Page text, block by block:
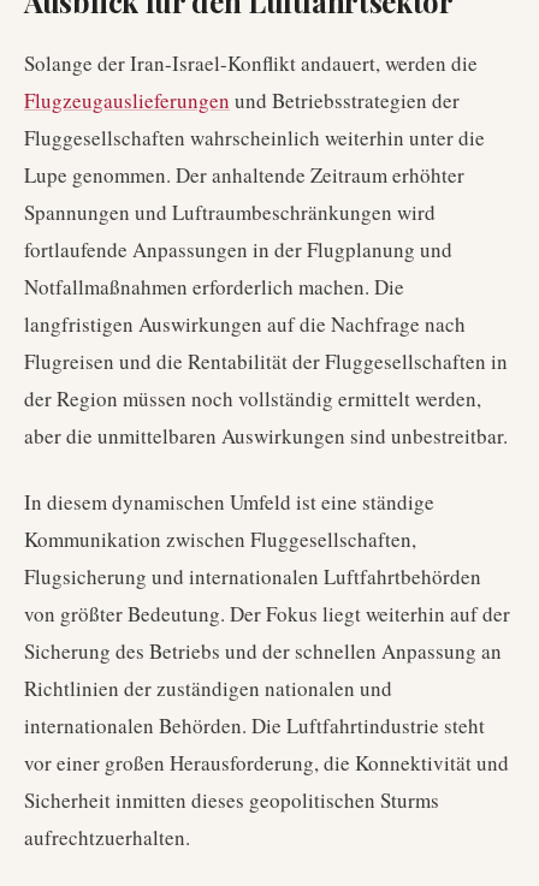
Solange der Iran-Israel-Konflikt andauert, werden die
Flugzeugauslieferungen und Betriebsstrategien der
Fluggesellschaften wahrscheinlich weiterhin unter die
Lupe genommen. Der anhaltende Zeitraum erhöhter
Spannungen und Luftraumbeschränkungen wird
fortlaufende Anpassungen in der Flugplanung und
Notfallmaßnahmen erforderlich machen. Die
langfristigen Auswirkungen auf die Nachfrage nach
Flugreisen und die Rentabilität der Fluggesellschaften in
der Region müssen noch vollständig ermittelt werden,
aber die unmittelbaren Auswirkungen sind unbestreitbar.
In diesem dynamischen Umfeld ist eine ständige
Kommunikation zwischen Fluggesellschaften,
Flugsicherung und internationalen Luftfahrtbehörden
von größter Bedeutung. Der Fokus liegt weiterhin auf der
Sicherung des Betriebs und der schnellen Anpassung an
Richtlinien der zuständigen nationalen und
internationalen Behörden. Die Luftfahrtindustrie steht
vor einer großen Herausforderung, die Konnektivität und
Sicherheit inmitten dieses geopolitischen Sturms
aufrechtzuerhalten.